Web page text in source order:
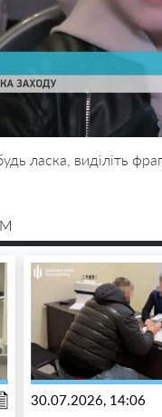
ласка, виділіть
30.07.2026, 14:06